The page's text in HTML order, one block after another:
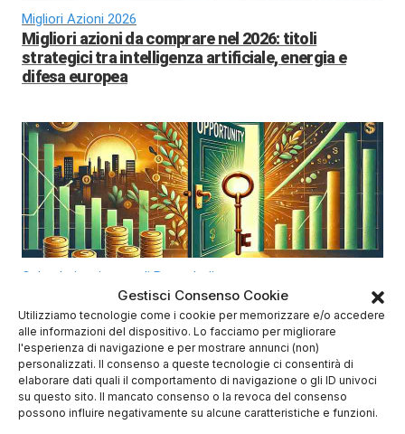
Gestisci Consenso Cookie
Utilizziamo tecnologie come i cookie per memorizzare e/o accedere
alle informazioni del dispositivo. Lo facciamo per migliorare
l'esperienza di navigazione e per mostrare annunci (non)
personalizzati. Il consenso a queste tecnologie ci consentirà di
elaborare dati quali il comportamento di navigazione o gli ID univoci
su questo sito. Il mancato consenso o la revoca del consenso
possono influire negativamente su alcune caratteristiche e funzioni.
Migliori Azioni 2026
Migliori azioni da comprare nel 2026: titoli
strategici tra intelligenza artificiale, energia e
difesa europea
Calendario trimestrali Borsa Italiana
Calendario trimestrali Borsa Italiana: conti in
uscita aprile-maggio 2026